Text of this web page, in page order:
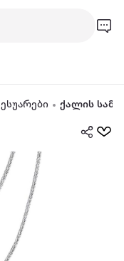
ქალის